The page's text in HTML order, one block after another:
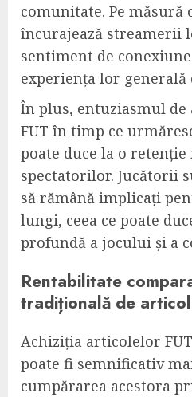
comunitate. Pe măsură
încurajează streamerii
sentiment de
experiența lor generală
În plus, entuziasmul de
FUT în timp ce
poate duce la o retenție
spectatorilor. Jucătorii
să rămână implicați
lungi, ceea ce poate
profundă a jocului și a
Rentabilitate
tradițională de
Achiziția articolelor
poate fi semnificativ
cumpărarea acestora